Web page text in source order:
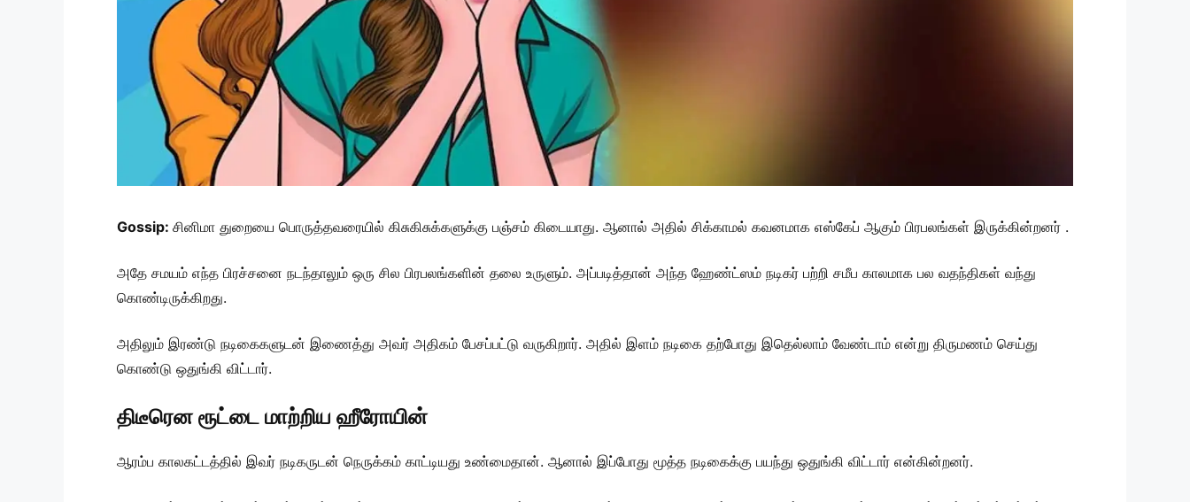
Gossip: சினிமா துறையை பொருத்தவரையில் கிசுகிசுக்களுக்கு பஞ்சம் கிடையாது. ஆனால் அதில் சிக்காமல் கவனமாக எஸ்கேப் ஆகும் பிரபலங்கள் இருக்கின்றனர் .
அதே சமயம் எந்த பிரச்சனை நடந்தாலும் ஒரு சில பிரபலங்களின் தலை உருளும். அப்படித்தான் அந்த ஹேண்ட்ஸம் நடிகர் பற்றி சமீப காலமாக பல வதந்திகள் வந்து
கொண்டிருக்கிறது.
அதிலும் இரண்டு நடிகைகளுடன் இணைத்து அவர் அதிகம் பேசப்பட்டு வருகிறார். அதில் இளம் நடிகை தற்போது இதெல்லாம் வேண்டாம் என்று திருமணம் செய்து
கொண்டு ஒதுங்கி விட்டார்.
திடீரென ரூட்டை மாற்றிய ஹீரோயின்
ஆரம்ப காலகட்டத்தில் இவர் நடிகருடன் நெருக்கம் காட்டியது உண்மைதான். ஆனால் இப்போது மூத்த நடிகைக்கு பயந்து ஒதுங்கி விட்டார் என்கின்றனர்.